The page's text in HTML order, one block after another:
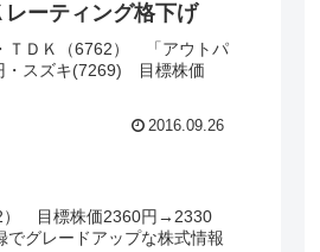
ーティング格下げ
ＴＤＫ（6762） 「アウトパ
スズキ(7269) 目標株価
2016.09.26
） 目標株価2360円→2330
グレードアップな株式情報